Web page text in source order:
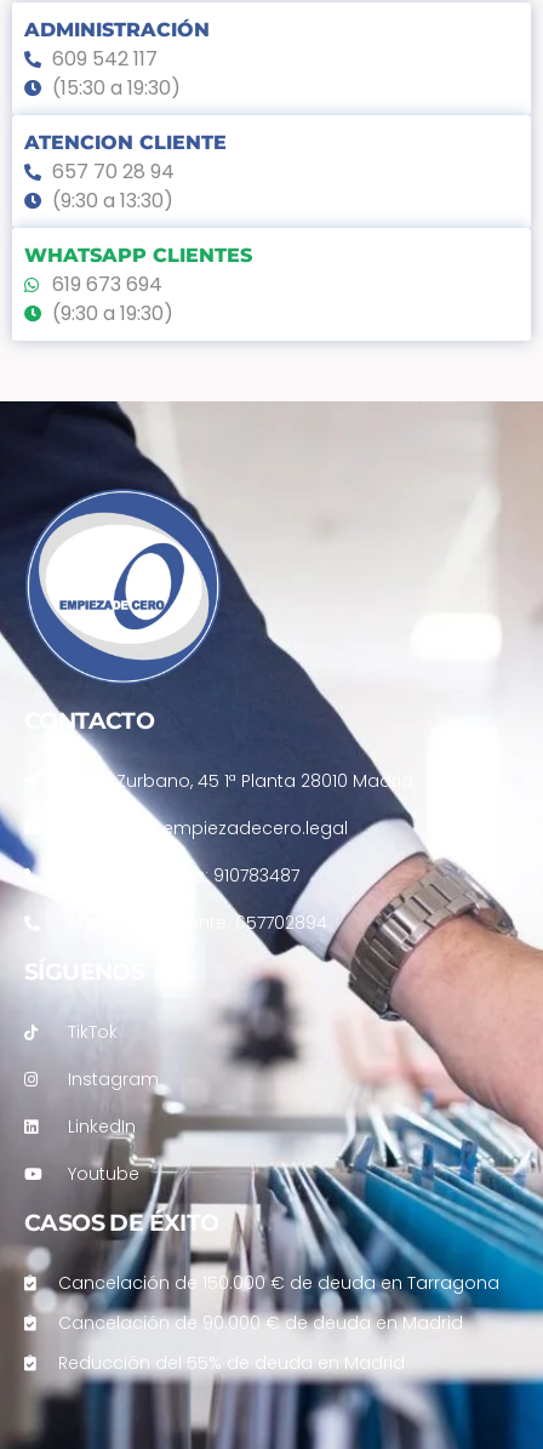
ADMINISTRACIÓN
609 542 117
(15:30 a 19:30)
ATENCION CLIENTE
657 70 28 94
(9:30 a 13:30)
WHATSAPP CLIENTES
619 673 694
(9:30 a 19:30)
CONTACTO
Calle Zurbano, 45 1ª Planta 28010 Madrid
atencion@empiezadecero.legal
Contrataciones: 910783487
Atención al cliente: 657702894
SÍGUENOS
TikTok
Instagram
LinkedIn
Youtube
CASOS DE ÉXITO
Cancelación de 150.000 € de deuda en Tarragona
Cancelación de 90.000 € de deuda en Madrid
Reducción del 55% de deuda en Madrid